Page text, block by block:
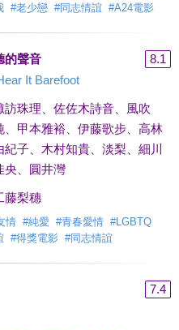
#老少戀 #同志情誼 #A24電影
的聲音
8.1
It Barefoot
訪珠理 佐佐木詩音、
風吹
、 甲本雅裕、 伊藤歌步、 高林
紀子、 木村知貴、 淡梨
細川
央、 圓井灣
藤梨穗
情 #純愛 #青春愛情 #LGBTQ
#得獎電影 #同志情誼
7.4